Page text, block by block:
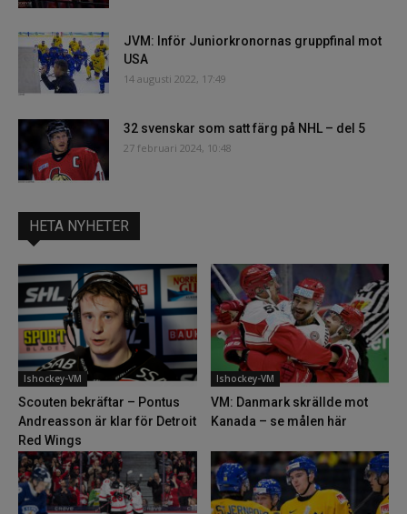
JVM: Inför Juniorkronornas gruppfinal mot
USA
14 augusti 2022, 17:49
32 svenskar som satt färg på NHL – del 5
27 februari 2024, 10:48
HETA NYHETER
Ishockey-VM
Scouten bekräftar – Pontus
Andreasson är klar för Detroit
Red Wings
Ishockey-VM
VM: Danmark skrällde mot
Kanada – se målen här